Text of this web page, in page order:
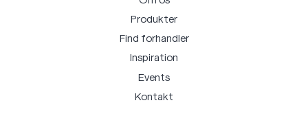
Produkter
Find forhandler
Inspiration
Events
Kontakt